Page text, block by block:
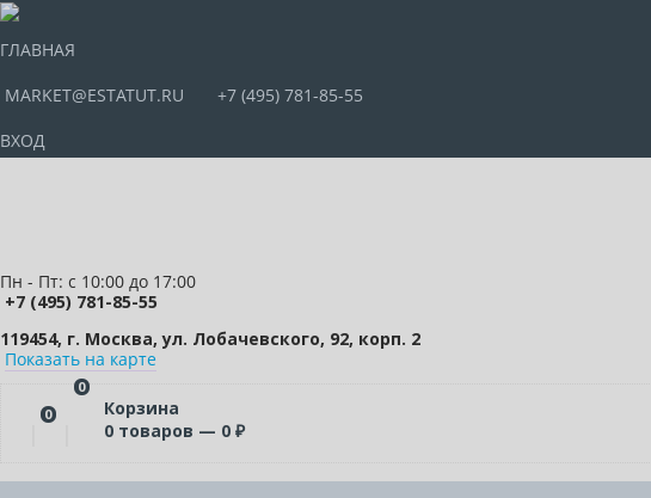
ГЛАВНАЯ
MARKET@ESTATUT.RU
+7 (495) 781-85-55
ВХОД
Пн - Пт: с 10:00 до 17:00
+7 (495) 781-85-55
119454, г. Москва, ул. Лобачевского, 92, корп. 2
Показать на карте
0
0
Корзина
0 товаров — 0 ₽